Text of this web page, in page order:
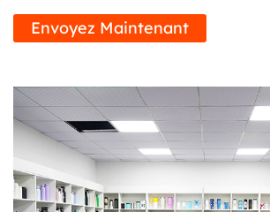
côtés n'a jamais été aussi pratique.
liberté de savourer votre café partout
réutilisable.
En conclusion, notre tasse à café
voyage réutilisable redéfinit
consommation de café avec son
Envoyez Maintenant